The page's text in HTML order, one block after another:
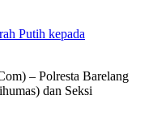
Putih kepada
– Polresta Barelang
dan Seksi